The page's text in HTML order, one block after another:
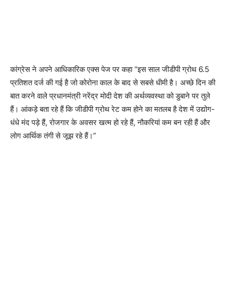
कांग्रेस ने अपने आधिकारिक एक्स पेज पर कहा “इस साल जीडीपी ग्रोथ 6.5
प्रतिशत दर्ज की गई है जो कोरोना काल के बाद से सबसे धीमी है। अच्छे दिन की
बात करने वाले प्रधानमंत्री नरेंद्र मोदी देश की अर्थव्यवस्था को डुबाने पर तुले
हैं। आंकड़े बता रहे हैं कि जीडीपी ग्रोथ रेट कम होने का मतलब है देश में उद्योग-
धंधे मंद पड़े हैं, रोजगार के अवसर खत्म हो रहे हैं, नौकरियां कम बन रही हैं और
लोग आर्थिक तंगी से जूझ रहे हैं।”